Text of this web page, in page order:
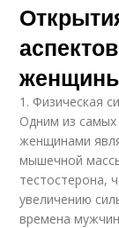
1. Физическая
Одним из
женщинами
мышечной
тестостерона,
увеличению
времена